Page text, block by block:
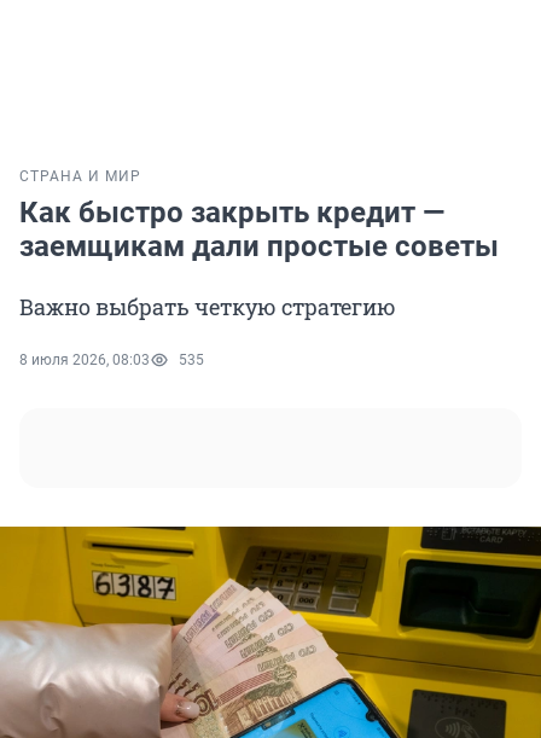
СТРАНА И МИР
Как быстро закрыть кредит —
заемщикам дали простые советы
Важно выбрать четкую стратегию
8 июля 2026, 08:03 535